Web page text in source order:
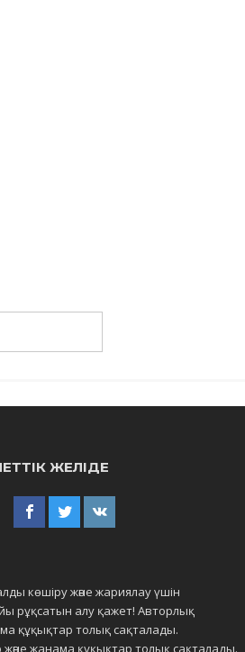
ЖЕЛІДЕ
көшіру және жариялау үшін
рұқсатын алу қажет! Авторлық
құқықтар толық сақталады.
жанама құқықтар толық сақталады.